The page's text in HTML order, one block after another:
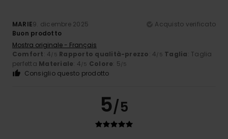
MARIE9. dicembre 2025
Acquisto verificato
Buon prodotto
Mostra originale - Français
Comfort: 4/5 Rapporto qualità-prezzo: 4/5 Taglia: Taglia
perfetta Materiale: 4/5 Colore: 5/5
Consiglio questo prodotto
5/5